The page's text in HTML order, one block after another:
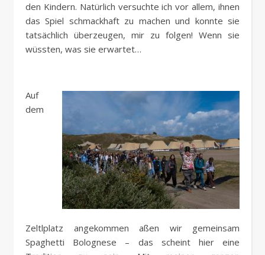
den Kindern. Natürlich versuchte ich vor allem, ihnen
das Spiel schmackhaft zu machen und konnte sie
tatsächlich überzeugen, mir zu folgen! Wenn sie
wüssten, was sie erwartet…
Auf
dem
Zeltlplatz angekommen aßen wir gemeinsam
Spaghetti Bolognese – das scheint hier eine